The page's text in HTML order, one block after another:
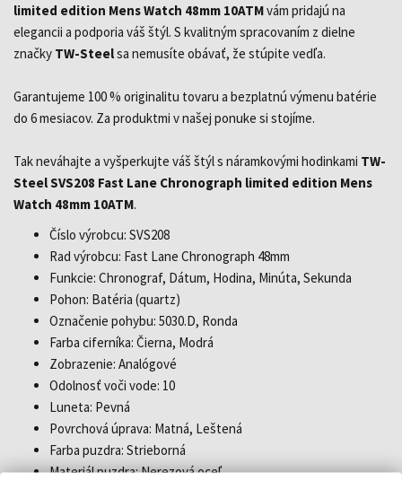
limited edition Mens Watch 48mm 10ATMvám pridajú na
elegancii a podporia váš štýl. S kvalitným spracovaním z dielne
značky TW-Steelsa nemusíte obávať, že stúpite vedľa.
Garantujeme 100 % originalitu tovaru a bezplatnú výmenu batérie
do 6 mesiacov. Za produktmi v našej ponuke si stojíme.
Tak neváhajte a vyšperkujte váš štýl s náramkovými hodinkami TW-
Steel SVS208 Fast Lane Chronograph limited edition Mens
Watch 48mm 10ATM.
Číslo výrobcu: SVS208
Rad výrobcu: Fast Lane Chronograph 48mm
Funkcie: Chronograf, Dátum, Hodina, Minúta, Sekunda
Pohon: Batéria (quartz)
Označenie pohybu: 5030.D, Ronda
Farba ciferníka: Čierna, Modrá
Zobrazenie: Analógové
Odolnosť voči vode: 10
Luneta: Pevná
Povrchová úprava: Matná, Leštená
Farba puzdra: Strieborná
Materiál puzdra: Nerezová oceľ